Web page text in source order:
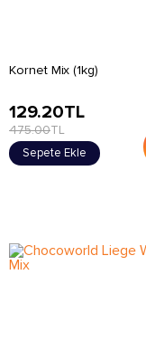
Kornet Mix (1kg)
129.20TL
475.00TL
Sepete Ekle